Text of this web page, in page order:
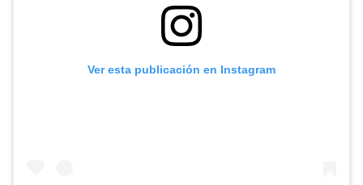
Ver esta publicación en Instagram